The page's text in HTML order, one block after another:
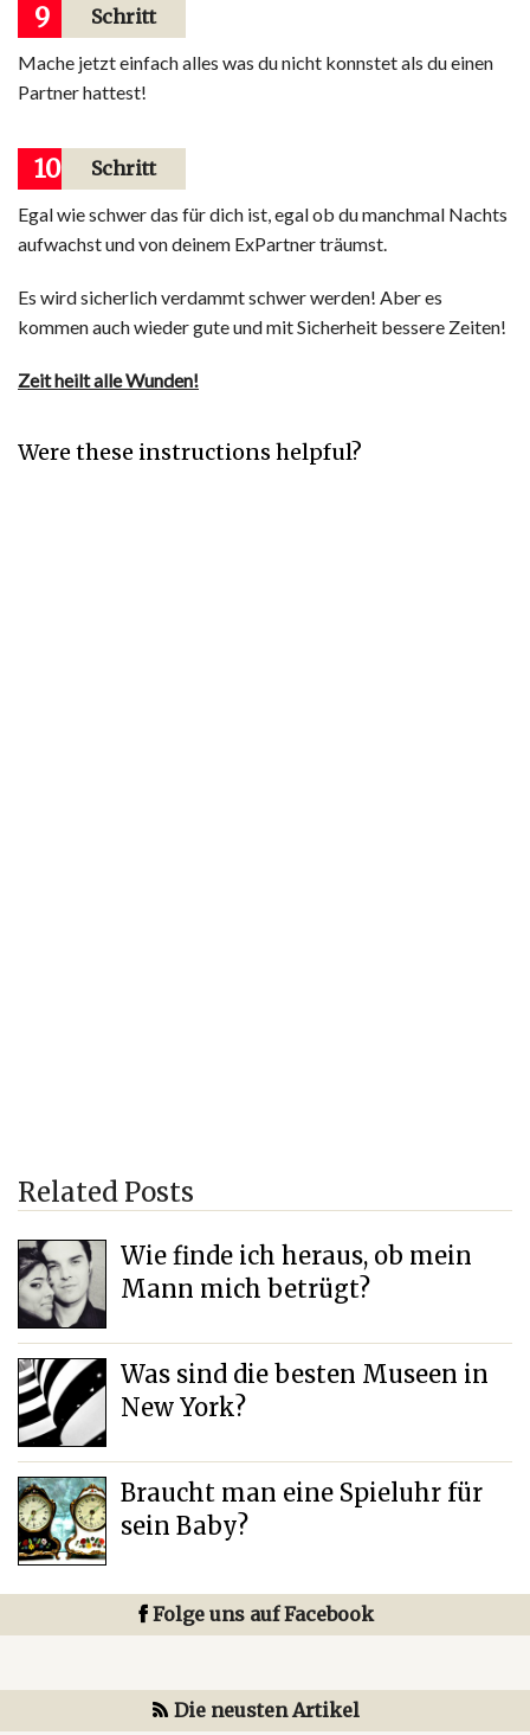
9 Schritt
Mache jetzt einfach alles was du nicht konnstet als du einen
Partner hattest!
10 Schritt
Egal wie schwer das für dich ist, egal ob du manchmal Nachts
aufwachst und von deinem ExPartner träumst.
Es wird sicherlich verdammt schwer werden! Aber es
kommen auch wieder gute und mit Sicherheit bessere Zeiten!
Zeit heilt alle Wunden!
Were these instructions helpful?
Related Posts
Wie finde ich heraus, ob mein
Mann mich betrügt?
Was sind die besten Museen in
New York?
Braucht man eine Spieluhr für
sein Baby?
Folge uns auf Facebook
Die neusten Artikel